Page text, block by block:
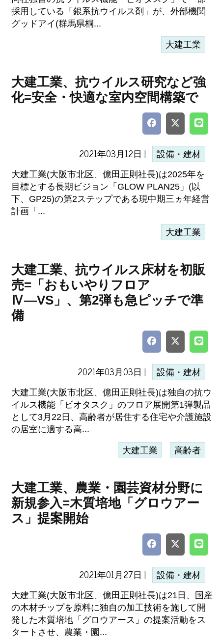
採用している「銀系抗ウイルス剤」が、外部機関
グッドアイ(群馬県桐...
大建工業
大建工業、抗ウイルス研究など強
化=安全・快適な室内空間構築で
2021年03月12日 | 設備・建材
大建工業(大阪市北区、億田正則社長)は2025年を
目標とする長期ビジョン「GLOW PLAN25」(以
下、GP25)の第2ステップである現中期三ヵ年経営
計画「...
大建工業
大建工業、抗ウイルス床材を初販
売=「おもいやりフロア
Ⅳ―VS」、第2弾も急ピッチで準
備
2021年03月03日 | 設備・建材
大建工業(大阪市北区、億田正則社長)は独自の抗ウ
イルス機能「ビオタスク」のフロア展開第1弾製品
として3月22日、高齢者が居住する住宅や介護施設
の居室に適する高...
大建工業 高齢者
大建工業、農業・園芸資材分野に
新規参入=木質培地「グロウアー
ス」提案開始
2021年01月27日 | 設備・建材
大建工業(大阪市北区、億田正則社長)は21日、国産
の木材チップを原料に独自の加工技術を施して開
発した木質培地「グロウアース」の提案活動をス
タートさせ、農業・園...